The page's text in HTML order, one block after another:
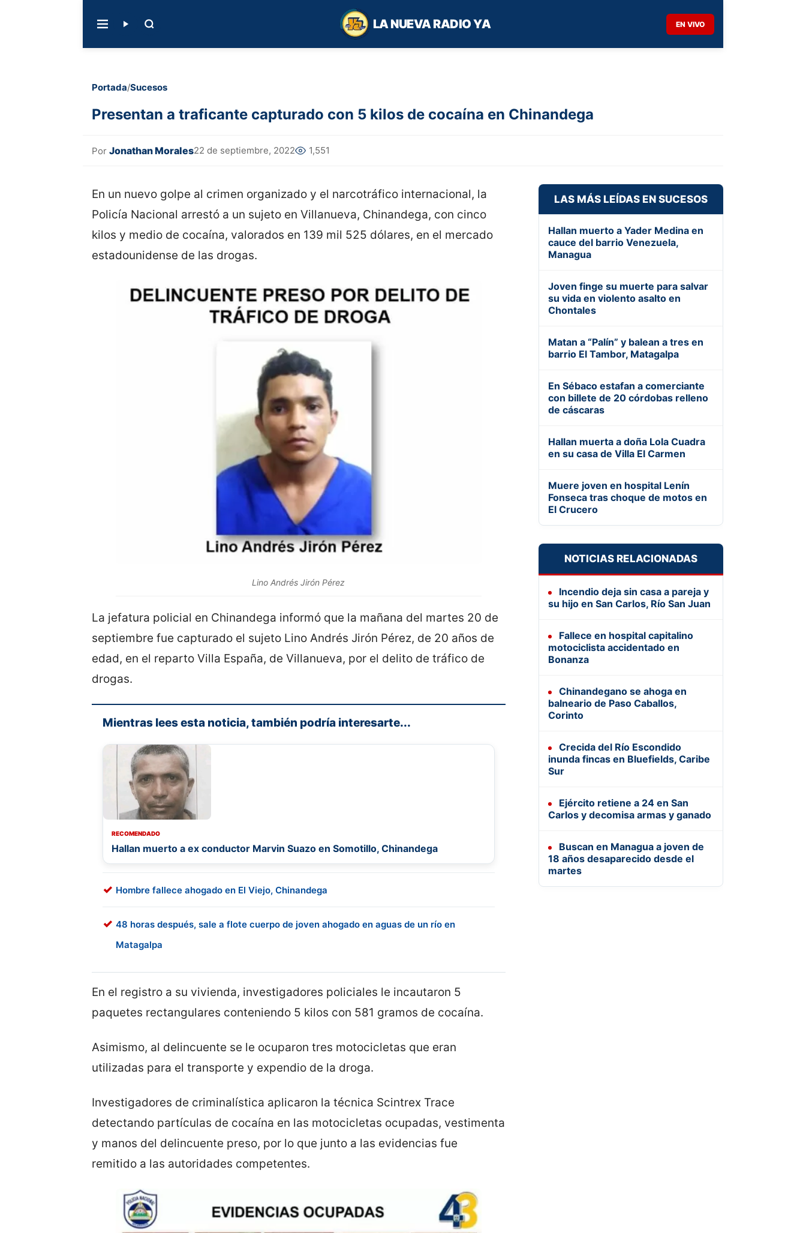
LA NUEVA RADIO YA EN VIVO
Portada/Sucesos
Presentan a traficante capturado con 5 kilos de cocaína en Chinandega
Por Jonathan Morales22 de septiembre, 2022 1,551
En un nuevo golpe al crimen organizado y el narcotráfico internacional, la
Policía Nacional arrestó a un sujeto en Villanueva, Chinandega, con cinco
kilos y medio de cocaína, valorados en 139 mil 525 dólares, en el mercado
estadounidense de las drogas.
Lino Andrés Jirón Pérez
La jefatura policial en Chinandega informó que la mañana del martes 20 de
septiembre fue capturado el sujeto Lino Andrés Jirón Pérez, de 20 años de
edad, en el reparto Villa España, de Villanueva, por el delito de tráfico de
drogas.
Mientras lees esta noticia, también podría interesarte...
RECOMENDADO
Hallan muerto a ex conductor Marvin Suazo en Somotillo, Chinandega
Hombre fallece ahogado en El Viejo, Chinandega
48 horas después, sale a flote cuerpo de joven ahogado en aguas de un río en
Matagalpa
En el registro a su vivienda, investigadores policiales le incautaron 5
paquetes rectangulares conteniendo 5 kilos con 581 gramos de cocaína.
Asimismo, al delincuente se le ocuparon tres motocicletas que eran
utilizadas para el transporte y expendio de la droga.
Investigadores de criminalística aplicaron la técnica Scintrex Trace
detectando partículas de cocaína en las motocicletas ocupadas, vestimenta
y manos del delincuente preso, por lo que junto a las evidencias fue
remitido a las autoridades competentes.
LAS MÁS LEÍDAS EN SUCESOS
Hallan muerto a Yader Medina en
cauce del barrio Venezuela,
Managua
Joven finge su muerte para salvar
su vida en violento asalto en
Chontales
Matan a “Palín” y balean a tres en
barrio El Tambor, Matagalpa
En Sébaco estafan a comerciante
con billete de 20 córdobas relleno
de cáscaras
Hallan muerta a doña Lola Cuadra
en su casa de Villa El Carmen
Muere joven en hospital Lenín
Fonseca tras choque de motos en
El Crucero
NOTICIAS RELACIONADAS
Incendio deja sin casa a pareja y
su hijo en San Carlos, Río San Juan
Fallece en hospital capitalino
motociclista accidentado en
Bonanza
Chinandegano se ahoga en
balneario de Paso Caballos,
Corinto
Crecida del Río Escondido
inunda fincas en Bluefields, Caribe
Sur
Ejército retiene a 24 en San
Carlos y decomisa armas y ganado
Buscan en Managua a joven de
18 años desaparecido desde el
martes